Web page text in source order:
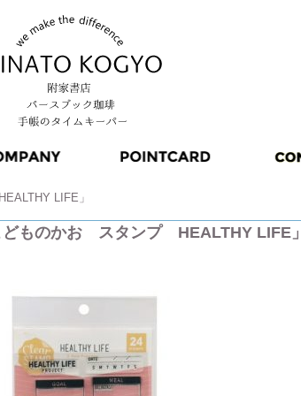
LIFE」
どものかお スタンプ HEALTHY LIFE